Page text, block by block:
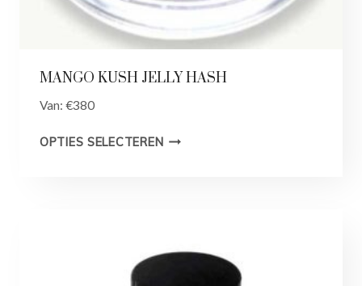
MANGO KUSH JELLY HASH
Van: €380
OPTIES SELECTEREN